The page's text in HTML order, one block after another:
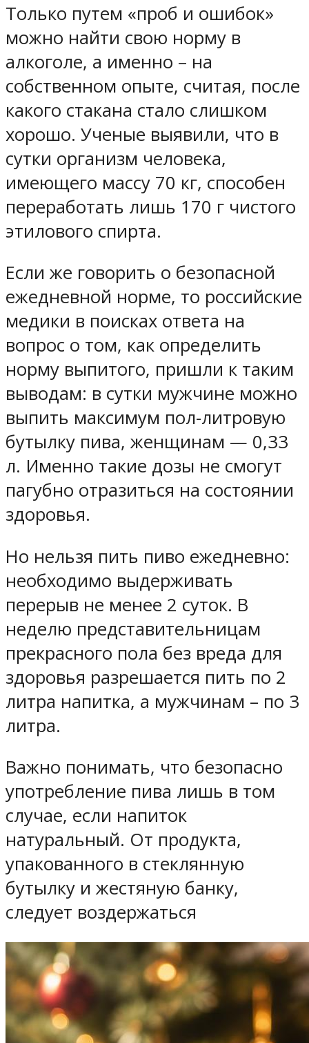
Только путем «проб и ошибок»
можно найти свою норму в
алкоголе, а именно – на
собственном опыте, считая, после
какого стакана стало слишком
хорошо. Ученые выявили, что в
сутки организм человека,
имеющего массу 70 кг, способен
переработать лишь 170 г чистого
этилового спирта.
Если же говорить о безопасной
ежедневной норме, то российские
медики в поисках ответа на
вопрос о том, как определить
норму выпитого, пришли к таким
выводам: в сутки мужчине можно
выпить максимум пол-литровую
бутылку пива, женщинам — 0,33
л. Именно такие дозы не смогут
пагубно отразиться на состоянии
здоровья.
Но нельзя пить пиво ежедневно:
необходимо выдерживать
перерыв не менее 2 суток. В
неделю представительницам
прекрасного пола без вреда для
здоровья разрешается пить по 2
литра напитка, а мужчинам – по 3
литра.
Важно понимать, что безопасно
употребление пива лишь в том
случае, если напиток
натуральный. От продукта,
упакованного в стеклянную
бутылку и жестяную банку,
следует воздержаться